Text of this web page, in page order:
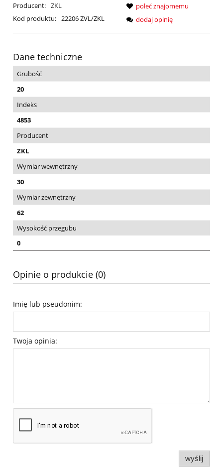
Producent: ZKL
Kod produktu: 22206 ZVL/ZKL
poleć znajomemu
dodaj opinię
Dane techniczne
Grubość
20
Indeks
4853
Producent
ZKL
Wymiar wewnętrzny
30
Wymiar zewnętrzny
62
Wysokość przegubu
0
Opinie o produkcie (0)
Imię lub pseudonim:
Twoja opinia:
wyślij